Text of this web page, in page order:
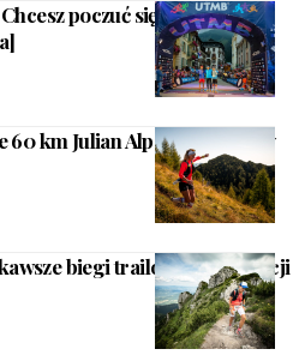
poczuć się gwiazdą?
60 km Julian Alps Trail Run by
biegi trailowe na Słowacji